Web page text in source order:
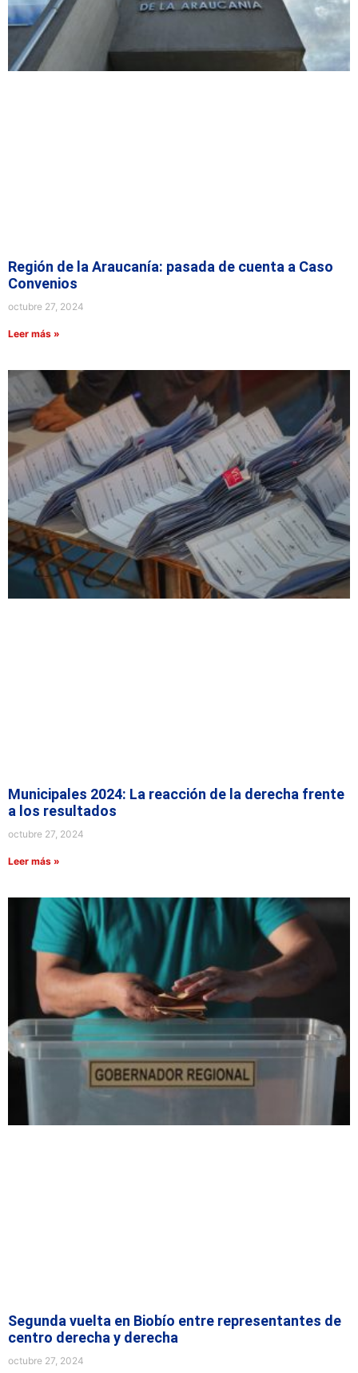
Región de la Araucanía: pasada de cuenta a Caso
Convenios
octubre 27, 2024
Leer más »
Municipales 2024: La reacción de la derecha frente
a los resultados
octubre 27, 2024
Leer más »
Segunda vuelta en Biobío entre representantes de
centro derecha y derecha
octubre 27, 2024